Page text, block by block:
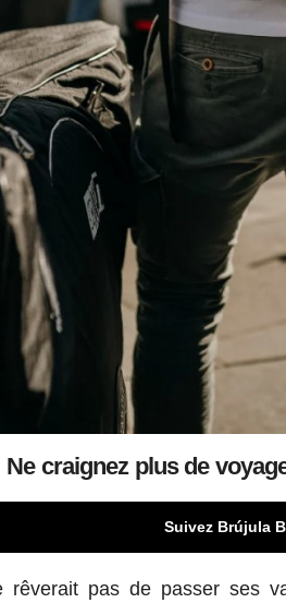
Ne craignez plus de
Suivez Brújula
rêverait pas de passer ses